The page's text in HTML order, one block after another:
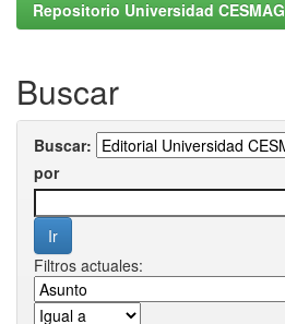
Repositorio Universidad CESMAG
Buscar
Buscar:
por
Filtros actuales: